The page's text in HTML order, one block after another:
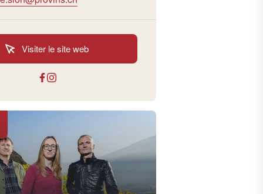
Visiter le site web